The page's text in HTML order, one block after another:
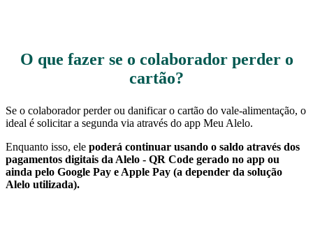
O que fazer se o colaborador perder o
cartão?
Se o colaborador perder ou danificar o cartão do vale-alimentação, o
ideal é solicitar a segunda via através do app Meu Alelo.
Enquanto isso, ele poderá continuar usando o saldo através dos
pagamentos digitais da Alelo - QR Code gerado no app ou
ainda pelo Google Pay e Apple Pay (a depender da solução
Alelo utilizada).